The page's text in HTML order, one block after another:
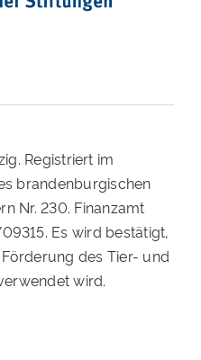
Registriert im
brandenburgischen
Nr. 230. Finanzamt
Es wird bestätigt,
des Tier- und
wird.